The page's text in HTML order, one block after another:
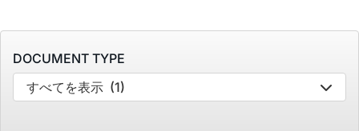
DOCUMENT TYPE
すべてを表示 (1)